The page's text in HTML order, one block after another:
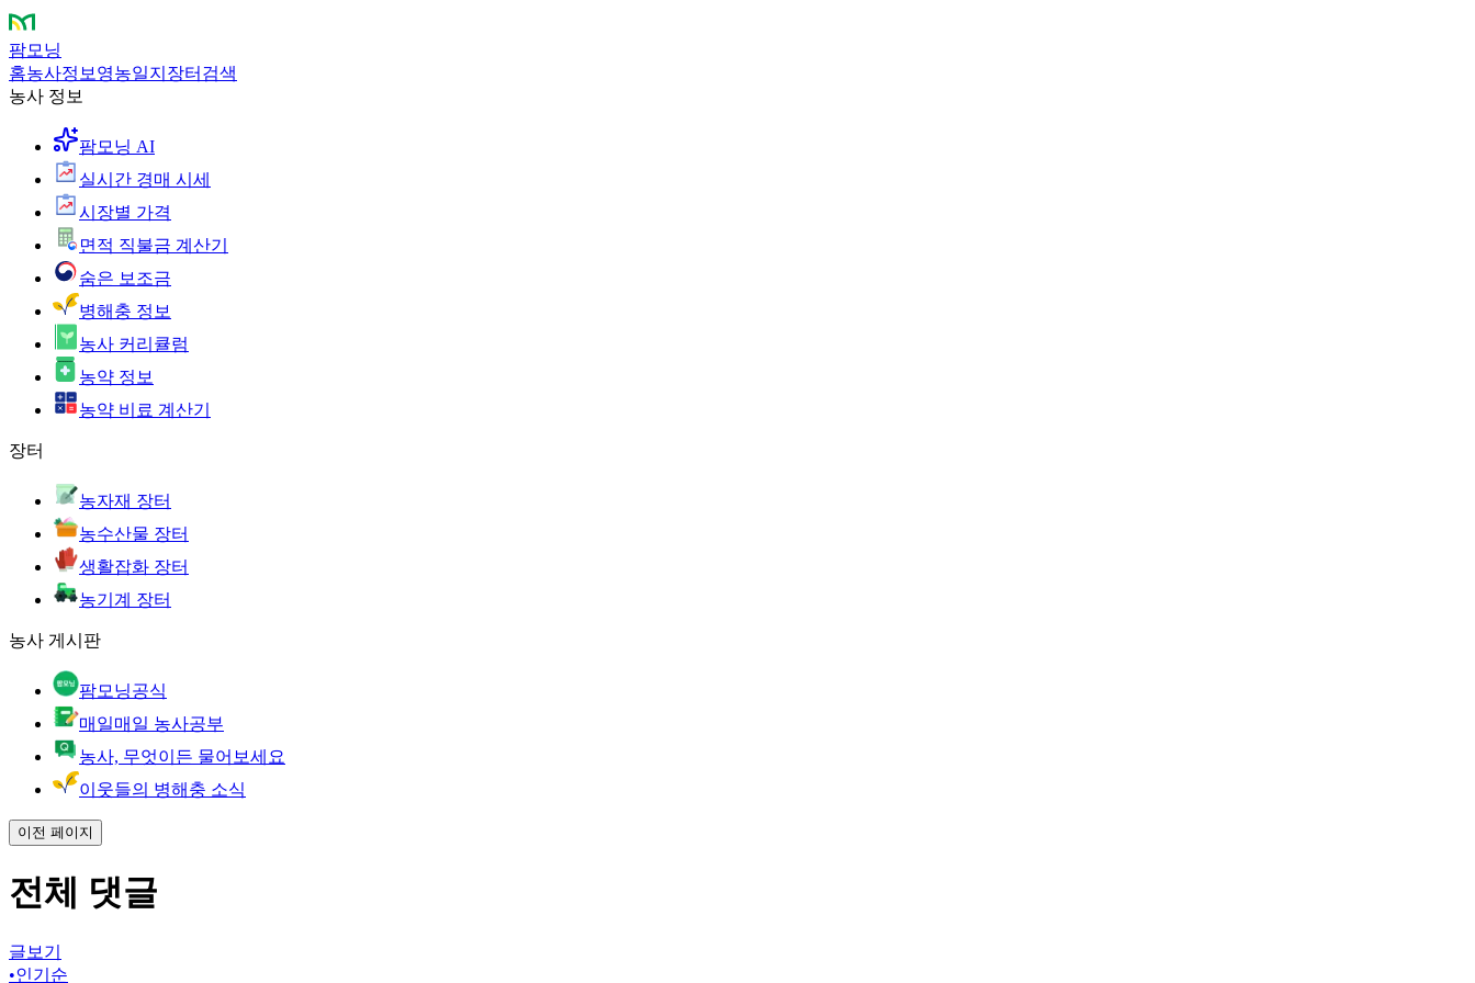
팜모닝
홈농사정보 영농일지 장터 검색
농사 정보
팜모닝 AI
실시간 경매 시세
시장별 가격
면적 직불금 계산기
숨은 보조금
병해충 정보
농사 커리큘럼
농약 정보
농약 비료 계산기
장터
농자재 장터
농수산물 장터
생활잡화 장터
농기계 장터
농사 게시판
팜모닝공식
매일매일 농사공부
농사, 무엇이든 물어보세요
이웃들의 병해충 소식
이전 페이지
전체 댓글
글보기
•인기순